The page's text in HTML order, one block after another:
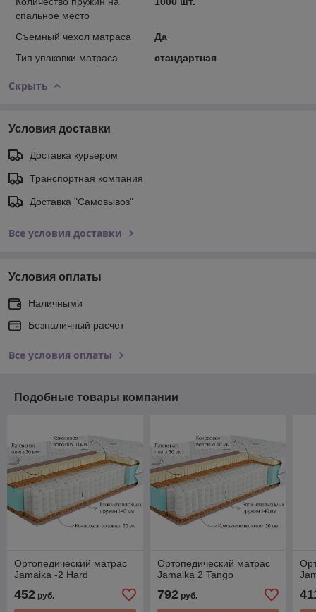
спальное место
Съемный чехол матраса
Да
Тип упаковки матраса
стандартная
Скрыть
Условия доставки
Доставка курьером
Транспортная компания
Доставка "Самовывоз"
Все условия доставки
Условия оплаты
Наличными
Безналичный расчет
Все условия оплаты
Подобные товары компании
Ортопедический матрас
Jamaika -2 Hard
452 руб.
Ортопедический матрас
Jamaika 2 Tango
792руб.